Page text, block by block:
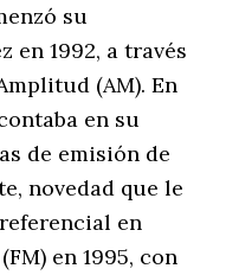
su
en 1992, a través
(AM). En
en su
de emisión de
novedad que le
en
en 1995, con